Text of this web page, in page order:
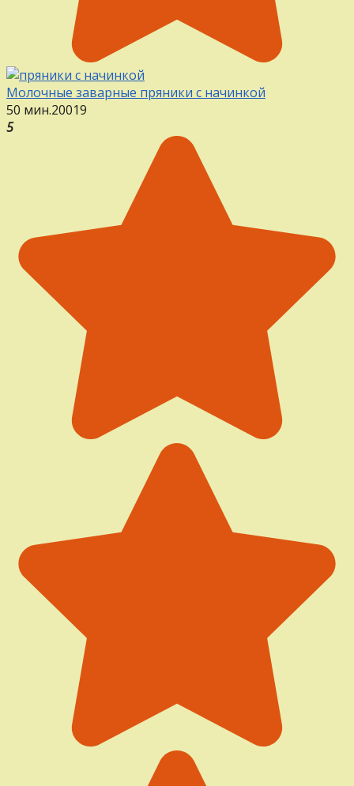
Молочные заварные пряники с начинкой
50 мин.20019
5